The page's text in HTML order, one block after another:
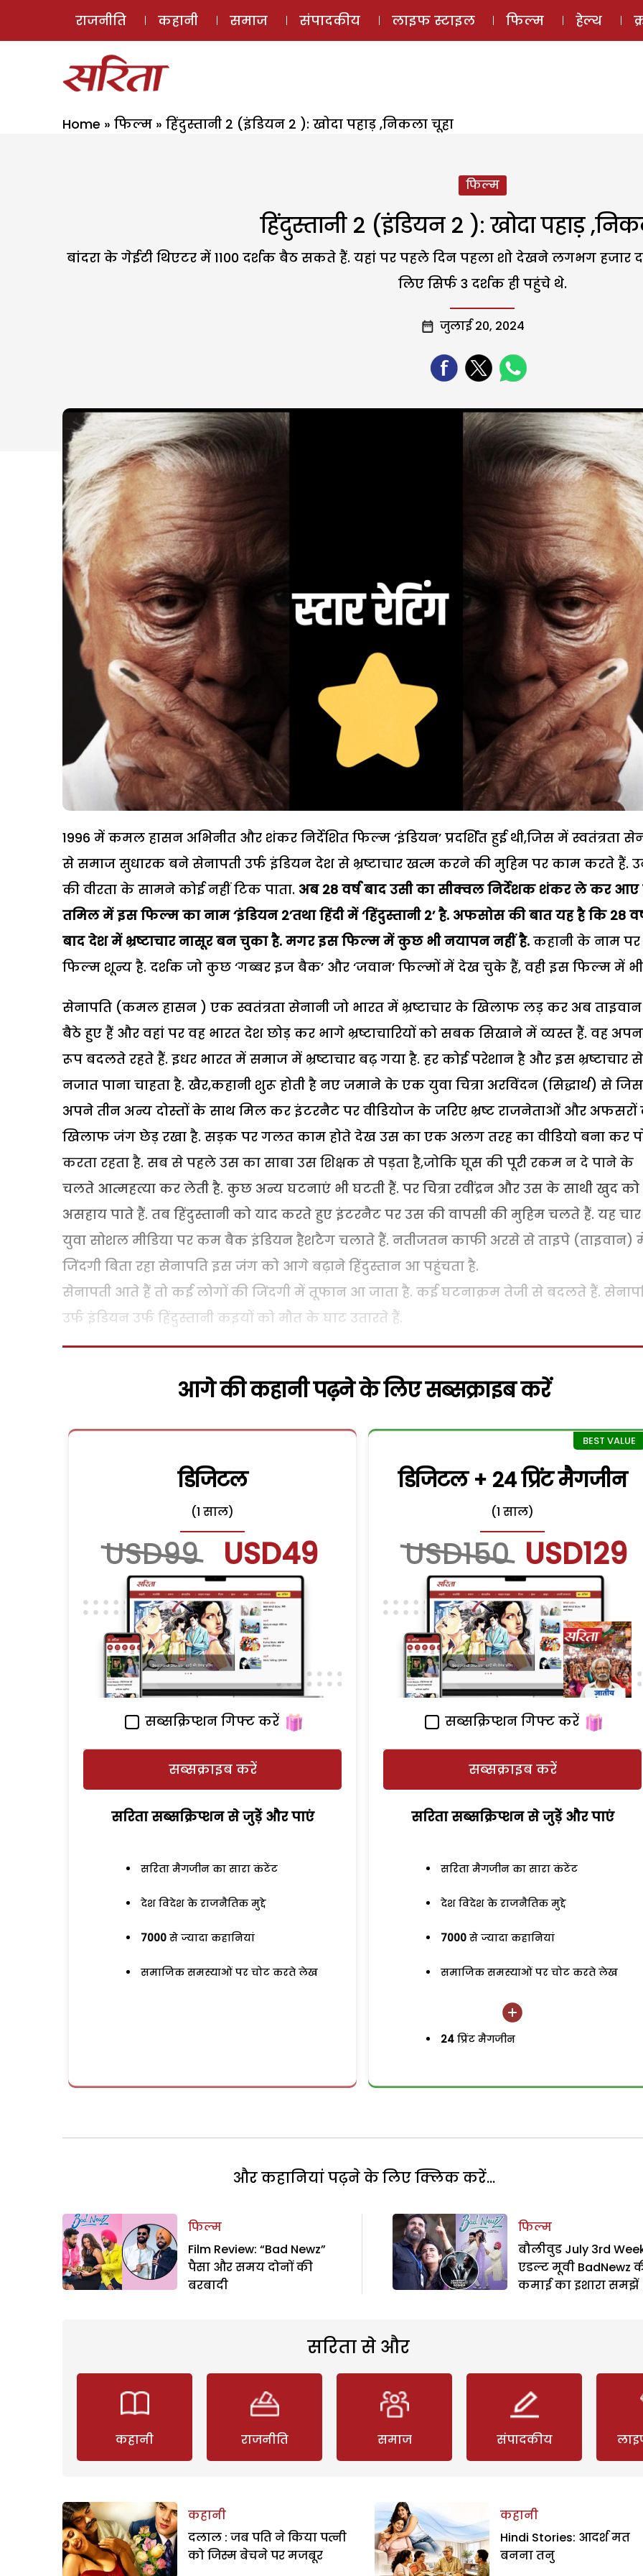
ई-मैगज़ीन
राजनीति कहानी समाज संपादकीय लाइफ स्टाइल फिल्म हेल्थ
Home » फिल्म » हिंदुस्तानी 2 (इंडियन 2 ): खोदा पहाड़ ,निकला चूहा
फिल्म
हिंदुस्तानी 2 (इंडियन 2 ): खोदा पहाड़
बांदरा के गेईटी थिएटर में 1100 दर्शक बैठ सकते हैं. यहां पर पहले दिन पहला शो देखने लगभग हजार
लिए सिर्फ 3 दर्शक ही पहुंचे थे.
जुलाई 20, 2024
1996 में कमल हासन अभिनीत और शंकर निर्देशित फिल्म ‘इंडियन’ प्रदर्शित हुई थी,जिस में स्वतंत्रता
से समाज सुधारक बने सेनापती उर्फ इंडियन देश से भ्रष्टाचार खत्म करने की मुहिम पर काम करते हैं.
की वीरता के सामने कोई नहीं टिक पाता. अब 28 वर्ष बाद उसी का सीक्वल निर्देशक शंकर ले कर आए
तमिल में इस फिल्म का नाम ‘इंडियन 2’तथा हिंदी में ‘हिंदुस्तानी 2’ है. अफसोस की बात यह है कि 28
बाद देश में भ्रष्टाचार नासूर बन चुका है. मगर इस फिल्म में कुछ भी नयापन नहीं है. कहानी के नाम पर
फिल्म शून्य है. दर्शक जो कुछ ‘गब्बर इज बैक’ और ‘जवान’ फिल्मों में देख चुके हैं, वही इस फिल्म में
सेनापति (कमल हासन ) एक स्वतंत्रता सेनानी जो भारत में भ्रष्टाचार के खिलाफ लड़ कर अब
बैठे हुए हैं और वहां पर वह भारत देश छोड़ कर भागे भ्रष्टाचारियों को सबक सिखाने में व्यस्त हैं. वह
रूप बदलते रहते हैं. इधर भारत में समाज में भ्रष्टाचार बढ़ गया है. हर कोई परेशान है और इस भ्रष्टाचार से
नजात पाना चाहता है. खैर,कहानी शुरू होती है नए जमाने के एक युवा चित्रा अरविंदन (सिद्धार्थ) से
अपने तीन अन्य दोस्तों के साथ मिल कर इंटरनैट पर वीडियोज के जरिए भ्रष्ट राजनेताओं और
खिलाफ जंग छेड़ रखा है. सड़क पर गलत काम होते देख उस का एक अलग तरह का वीडियो बना कर
करता रहता है. सब से पहले उस का साबा उस शिक्षक से पड़ता है,जोकि घूस की पूरी रकम न दे पाने के
चलते आत्महत्या कर लेती है. कुछ अन्य घटनाएं भी घटती हैं. पर चित्रा रवींद्रन और उस के साथी खुद को
असहाय पाते हैं. तब हिंदुस्तानी को याद करते हुए इंटरनैट पर उस की वापसी की मुहिम चलते हैं. यह चार
युवा सोशल मीडिया पर कम बैक इंडियन हैशटैग चलाते हैं. नतीजतन काफी अरसे से ताइपे (ताइवान)
जिंदगी बिता रहा सेनापति इस जंग को आगे बढ़ाने हिंदुस्तान आ पहुंचता है.
सेनापती आते हैं तो कई लोगों की जिंदगी में तूफान आ जाता है. कई घटनाक्रम तेजी से बदलते हैं.
उर्फ इंडियन उर्फ हिंदुस्तानी कइयों को मौत के घाट उतारते हैं.
आगे की कहानी पढ़ने के लिए सब्सक्राइब करें
डिजिटल
(1 साल)
USD99 USD49
सब्सक्रिप्शन गिफ्ट करें
सब्सक्राइब करें
सरिता सब्सक्रिप्शन से जुड़ेें और पाएं
सरिता मैगजीन का सारा कंटेंट
देश विदेश के राजनैतिक मुद्दे
7000 से ज्यादा कहानियां
समाजिक समस्याओं पर चोट करते लेख
डिजिटल + 24 प्रिंट मैगजीन
(1 साल)
USD150 USD129
सब्सक्रिप्शन गिफ्ट करें
सब्सक्राइब करें
सरिता सब्सक्रिप्शन से जुड़ेें और पाएं
सरिता मैगजीन का सारा कंटेंट
देश विदेश के राजनैतिक मुद्दे
7000 से ज्यादा कहानियां
समाजिक समस्याओं पर चोट करते लेख
24 प्रिंट मैगजीन
और कहानियां पढ़ने के लिए क्लिक करें...
फिल्म
Film Review: “Bad Newz”
पैसा और समय दोनों की
बरबादी
फिल्म
बौलीवुड July 3rd
एडल्ट मूवी BadNewz
कमाई का इशारा समझें
सरिता से और
कहानी राजनीति समाज संपादकीय
कहानी
दलाल : जब पति ने किया पत्नी
को जिस्म बेचने पर मजबूर
कहानी
Hindi Stories: आदर्श मत
बनना तनु